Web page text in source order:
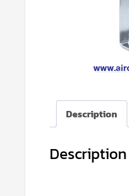
Description
Description